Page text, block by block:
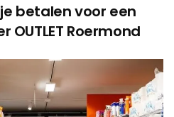
betalen voor een
OUTLET Roermond